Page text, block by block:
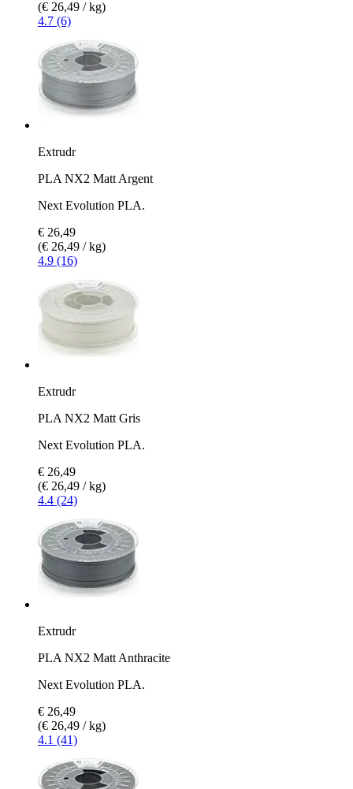
(€ 26,49 / kg)
4.7 (6)
Extrudr
PLA NX2 Matt Argent
Next Evolution PLA.
€ 26,49
(€ 26,49 / kg)
4.9 (16)
Extrudr
PLA NX2 Matt Gris
Next Evolution PLA.
€ 26,49
(€ 26,49 / kg)
4.4 (24)
Extrudr
PLA NX2 Matt Anthracite
Next Evolution PLA.
€ 26,49
(€ 26,49 / kg)
4.1 (41)